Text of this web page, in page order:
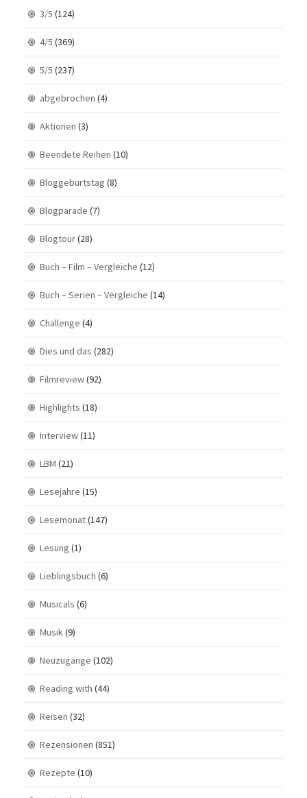
3/5 (124)
4/5 (369)
5/5 (237)
abgebrochen (4)
Aktionen (3)
Beendete Reihen (10)
Bloggeburtstag (8)
Blogparade (7)
Blogtour(28)
Buch – Film – Vergleiche (12)
Buch – Serien – Vergleiche (14)
Challenge (4)
Dies und das (282)
Filmreview(92)
Highlights (18)
Interview(11)
LBM (21)
Lesejahre (15)
Lesemonat(147)
Lesung (1)
Lieblingsbuch (6)
Musicals (6)
Musik(9)
Neuzugänge (102)
Reading with (44)
Reisen (32)
Rezensionen (851)
Rezepte (10)